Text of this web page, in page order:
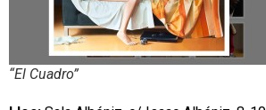
“El Cuadro”